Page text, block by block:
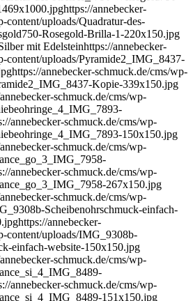
https://annebecker-
content/uploads/Quadratur-des-
Rosegold-Brilla-1-220x150.jpg
mit Edelsteinhttps://annebecker-
content/uploads/Pyramide2_IMG_8437-
https://annebecker-schmuck.de/cms/wp-
Kopie-339x150.jpg
schmuck.de/cms/wp-
annebecker-schmuck.de/cms/wp-
150x150.jpg
schmuck.de/cms/wp-
annebecker-schmuck.de/cms/wp-
267x150.jpg
schmuck.de/cms/wp-
Scheibenohrschmuck-einfach-
https://annebecker-
content/uploads/IMG_9308b-
einfach-website-150x150.jpg
schmuck.de/cms/wp-
annebecker-schmuck.de/cms/wp-
151x150.jpg